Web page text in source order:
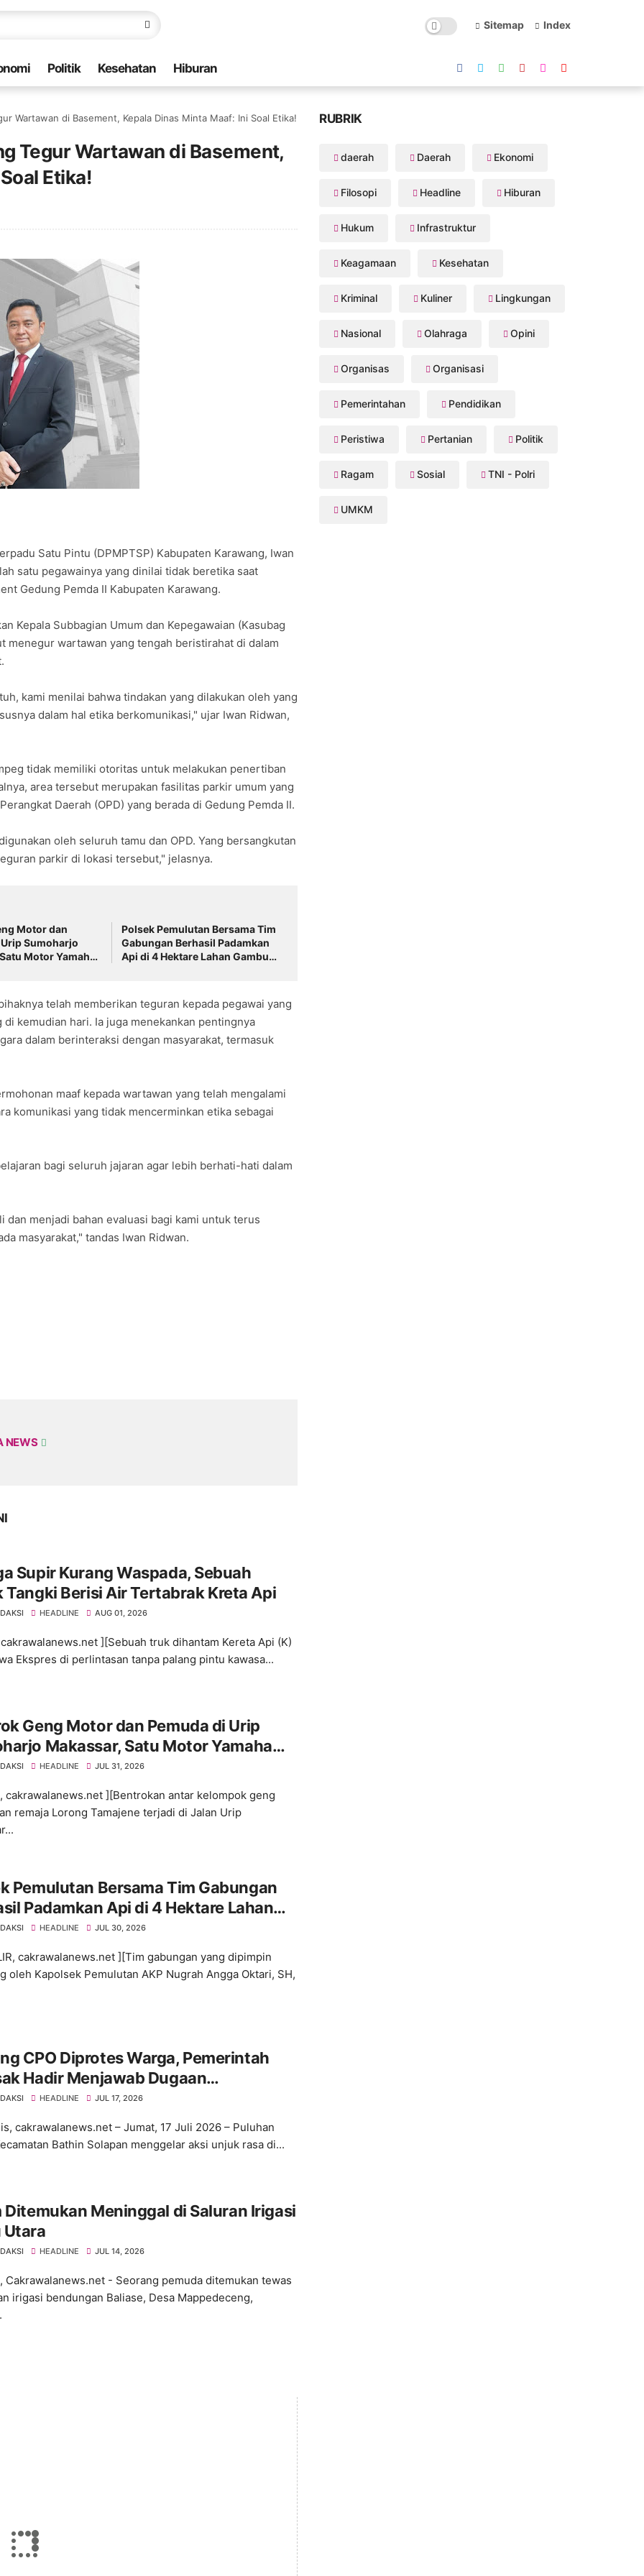
Sitemap Index
Politik Kesehatan Hiburan
Wartawan di Basement, Kepala Dinas Minta Maaf: Ini Soal Etika!
Tegur Wartawan di Basement,
Etika!
Satu Pintu (DPMPTSP) Kabupaten Karawang, Iwan
satu pegawainya yang dinilai tidak beretika saat
Gedung Pemda II Kabupaten Karawang.
Kepala Subbagian Umum dan Kepegawaian (Kasubag
menegur wartawan yang tengah beristirahat di dalam
kami menilai bahwa tindakan yang dilakukan oleh yang
dalam hal etika berkomunikasi," ujar Iwan Ridwan,
tidak memiliki otoritas untuk melakukan penertiban
area tersebut merupakan fasilitas parkir umum yang
Daerah (OPD) yang berada di Gedung Pemda II.
oleh seluruh tamu dan OPD. Yang bersangkutan
parkir di lokasi tersebut," jelasnya.
Motor dan
Sumoharjo
Motor Yamaha
Polsek Pemulutan Bersama Tim
Gabungan Berhasil Padamkan
Api di 4 Hektare Lahan Gambut
telah memberikan teguran kepada pegawai yang
kemudian hari. Ia juga menekankan pentingnya
dalam berinteraksi dengan masyarakat, termasuk
maaf kepada wartawan yang telah mengalami
komunikasi yang tidak mencerminkan etika sebagai
bagi seluruh jajaran agar lebih berhati-hati dalam
menjadi bahan evaluasi bagi kami untuk terus
masyarakat," tandas Iwan Ridwan.
NEWS
Supir Kurang Waspada, Sebuah
Tangki Berisi Air Tertabrak Kreta Api
HEADLINE AUG 01, 2026
cakrawalanews.net ][Sebuah truk dihantam Kereta Api (K)
Ekspres di perlintasan tanpa palang pintu kawasa...
Geng Motor dan Pemuda di Urip
Makassar, Satu Motor Yamaha
Neo Dibakar Massa
HEADLINE JUL 31, 2026
cakrawalanews.net ][Bentrokan antar kelompok geng
remaja Lorong Tamajene terjadi di Jalan Urip
Pemulutan Bersama Tim Gabungan
Padamkan Api di 4 Hektare Lahan
Desa Ibul Besar 1
HEADLINE JUL 30, 2026
cakrawalanews.net ][Tim gabungan yang dipimpin
oleh Kapolsek Pemulutan AKP Nugrah Angga Oktari, SH,
CPO Diprotes Warga, Pemerintah
Hadir Menjawab Dugaan
HEADLINE JUL 17, 2026
cakrawalanews.net – Jumat, 17 Juli 2026 – Puluhan
Bathin Solapan menggelar aksi unjuk rasa di...
Ditemukan Meninggal di Saluran Irigasi
Utara
HEADLINE JUL 14, 2026
Cakrawalanews.net - Seorang pemuda ditemukan tewas
irigasi bendungan Baliase, Desa Mappedeceng,
RUBRIK
daerah Daerah Ekonomi
Filosopi Headline Hiburan
Hukum Infrastruktur
Keagamaan Kesehatan
Kriminal Kuliner Lingkungan
Nasional Olahraga Opini
Organisas Organisasi
Pemerintahan Pendidikan
Peristiwa Pertanian Politik
Ragam Sosial TNI - Polri
UMKM